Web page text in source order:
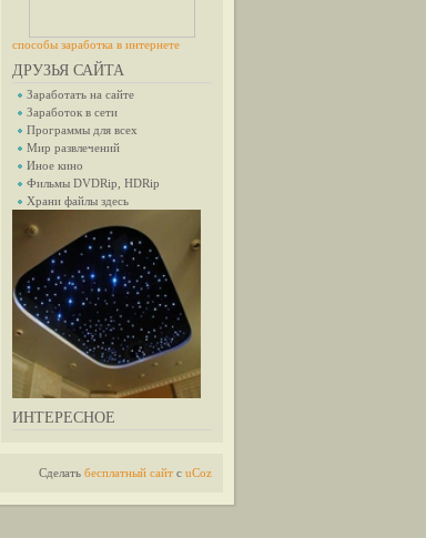
способы заработка в интернете
ДРУЗЬЯ САЙТА
Заработать на сайте
Заработок в сети
Программы для всех
Мир развлечений
Иное кино
Фильмы DVDRip, HDRip
Храни файлы здесь
ИНТЕРЕСНОЕ
Сделать бесплатный сайт с uCoz